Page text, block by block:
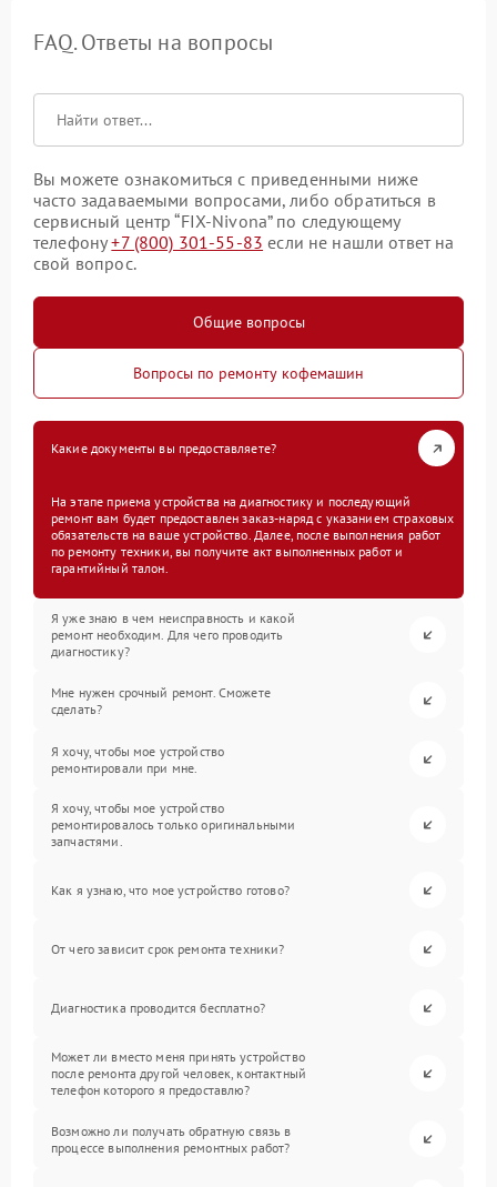
FAQ. Ответы на вопросы
Вы можете ознакомиться с приведенными ниже
часто задаваемыми вопросами, либо обратиться в
сервисный центр “FIX-Nivona” по следующему
телефону+7 (800) 301-55-83 если не нашли ответ на
свой вопрос.
Общие вопросы
Вопросы по ремонту кофемашин
Какие документы вы предоставляете?
На этапе приема устройства на диагностику и последующий
ремонт вам будет предоставлен заказ-наряд с указанием страховых
обязательств на ваше устройство. Далее, после выполнения работ
по ремонту техники, вы получите акт выполненных работ и
гарантийный талон.
Я уже знаю в чем неисправность и какой
ремонт необходим. Для чего проводить
диагностику?
Мне нужен срочный ремонт. Сможете
сделать?
Я хочу, чтобы мое устройство
ремонтировали при мне.
Я хочу, чтобы мое устройство
ремонтировалось только оригинальными
запчастями.
Как я узнаю, что мое устройство готово?
От чего зависит срок ремонта техники?
Диагностика проводится бесплатно?
Может ли вместо меня принять устройство
после ремонта другой человек, контактный
телефон которого я предоставлю?
Возможно ли получать обратную связь в
процессе выполнения ремонтных работ?